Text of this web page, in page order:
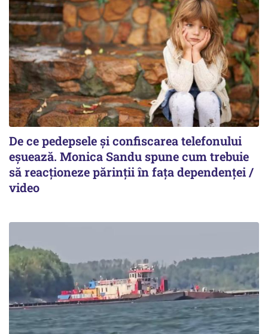
De ce pedepsele și confiscarea telefonului
eșuează. Monica Sandu spune cum trebuie
să reacționeze părinții în fața dependenței /
video